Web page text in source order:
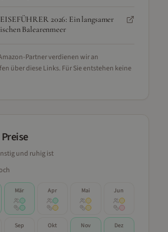
2026: Ein langsamer
Balearenmeer
Partner verdienen wir an
über diese Links. Für Sie entstehen keine
und ruhig ist
Mär Apr Mai Jun
Sep Okt Nov Dez